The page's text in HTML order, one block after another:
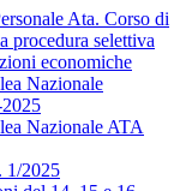
Ata. Corso di
procedura selettiva
economiche
Nazionale
Nazionale ATA
1/2025